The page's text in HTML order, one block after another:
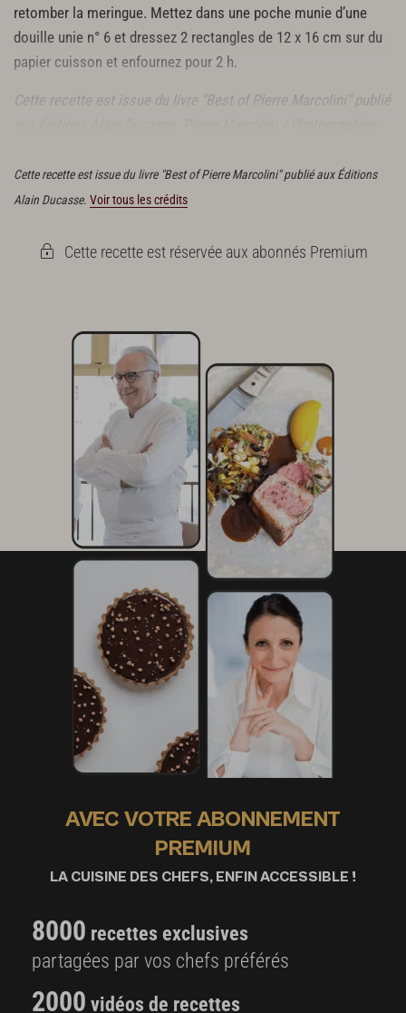
retomber la meringue. Mettez dans une poche munie d’une
douille unie n° 6 et dressez 2 rectangles de 12 x 16 cm sur du
papier cuisson et enfournez pour 2 h.
Cette recette est issue du livre "Best of Pierre Marcolini" publié
Cette recette est issue du livre "Best of Pierre Marcolini" publié aux Éditions
Alain Ducasse. Voir tous les crédits
Cette recette est réservée aux abonnés Premium
AVEC VOTRE ABONNEMENT
PREMIUM
LA CUISINE DES CHEFS, ENFIN ACCESSIBLE !
8000 recettes exclusives
partagées par vos chefs préférés
2000 vidéos de recettes